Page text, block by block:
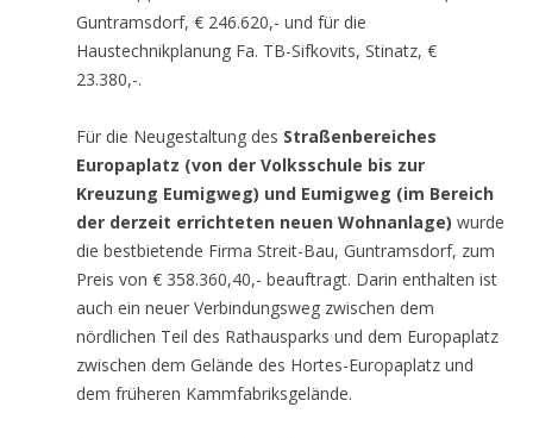
Guntramsdorf, € 246.620,- und für die
Haustechnikplanung Fa. TB-Sifkovits, Stinatz, €
23.380,-.
Für die Neugestaltung des Straßenbereiches
Europaplatz (von der Volksschule bis zur
Kreuzung Eumigweg) und Eumigweg (im Bereich
der derzeit errichteten neuen Wohnanlage) wurde
die bestbietende Firma Streit-Bau, Guntramsdorf, zum
Preis von € 358.360,40,- beauftragt. Darin enthalten ist
auch ein neuer Verbindungsweg zwischen dem
nördlichen Teil des Rathausparks und dem Europaplatz
zwischen dem Gelände des Hortes-Europaplatz und
dem früheren Kammfabriksgelände.